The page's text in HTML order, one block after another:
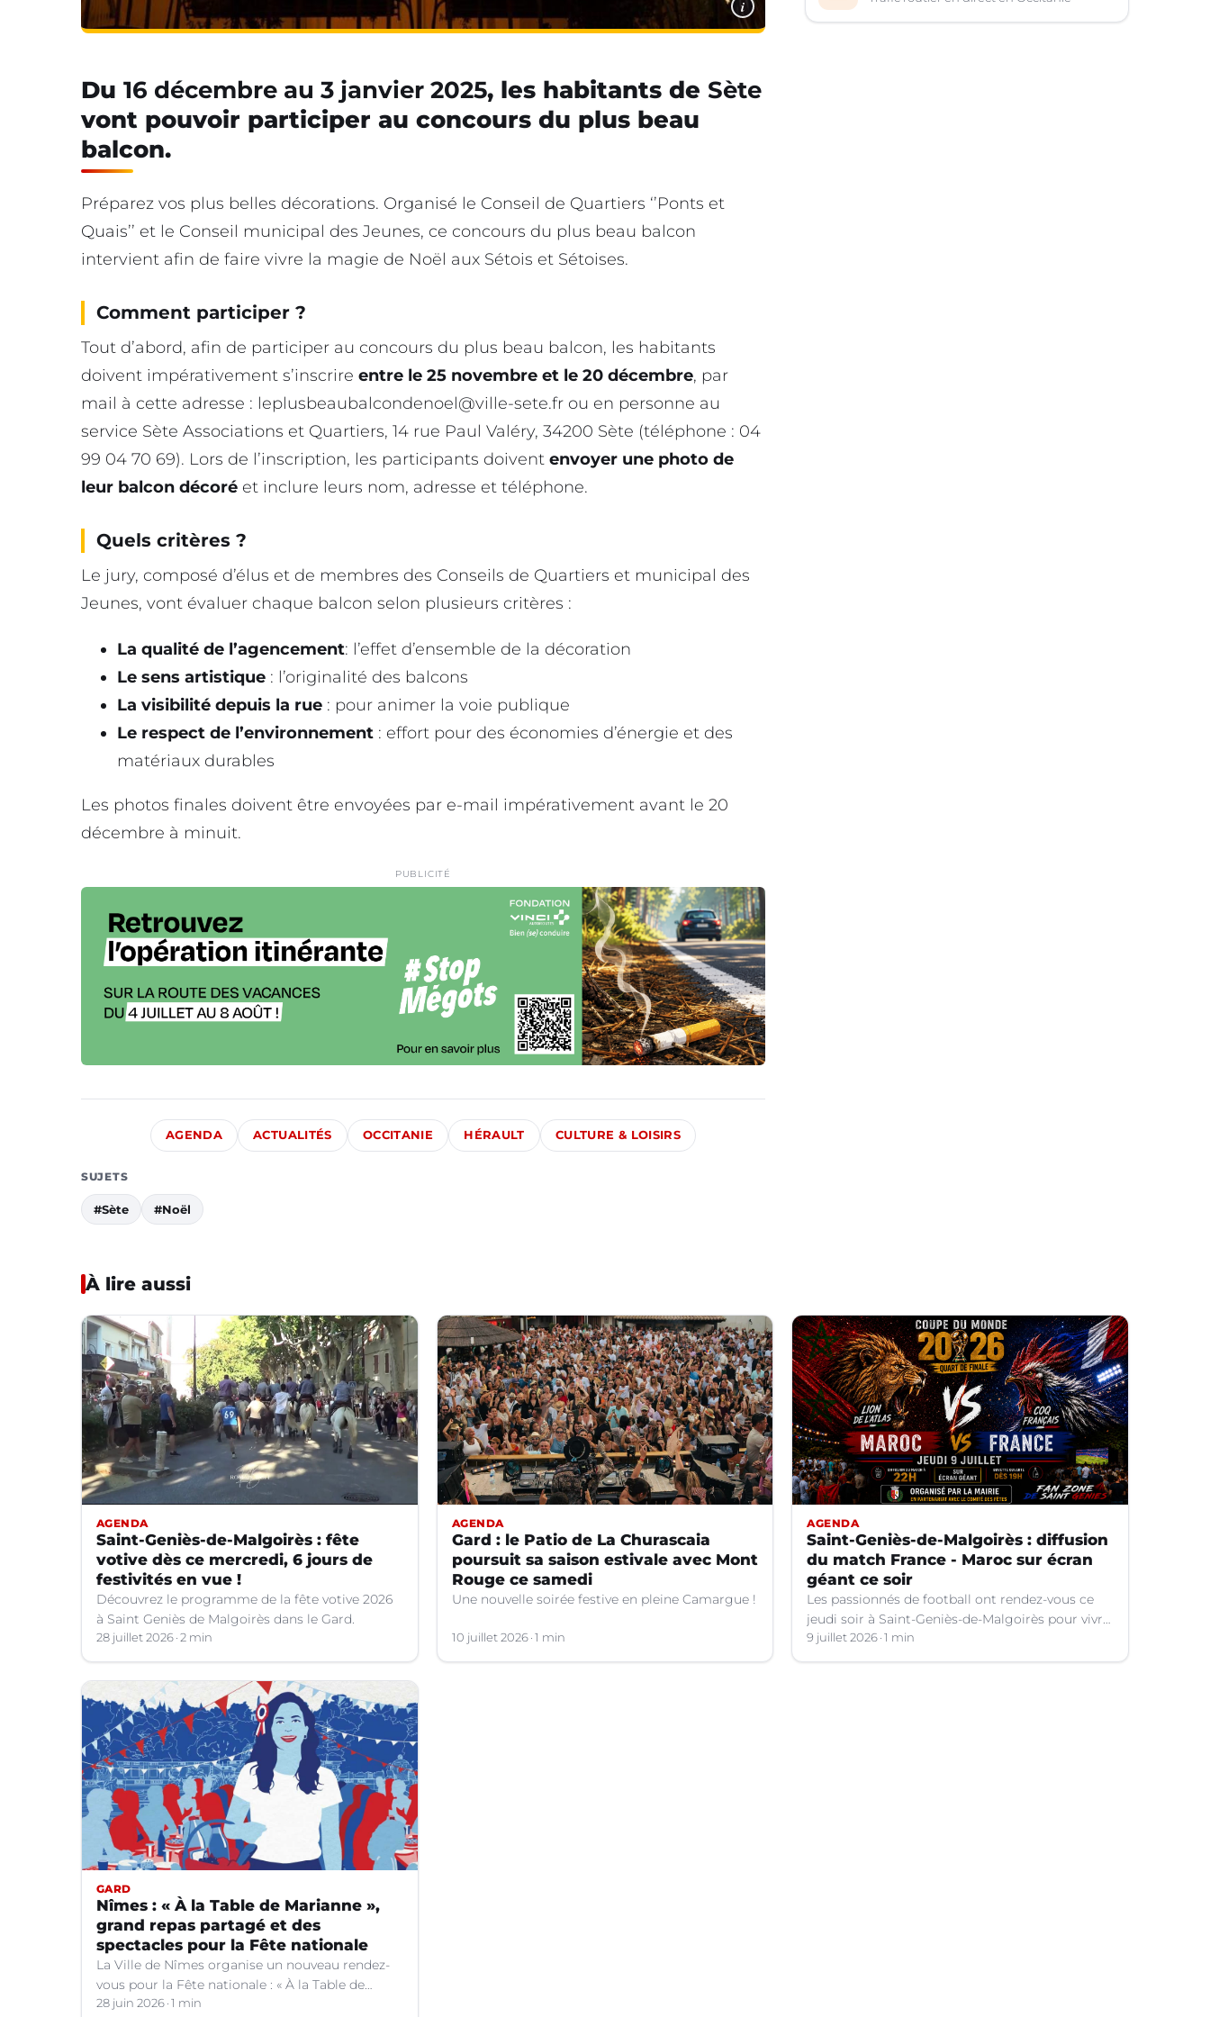
i
Du 16 décembre au 3 janvier 2025, les habitants de Sète
vont pouvoir participer au concours du plus beau
balcon.
Préparez vos plus belles décorations. Organisé le Conseil de Quartiers ‘’Ponts et
Quais’’ et le Conseil municipal des Jeunes, ce concours du plus beau balcon
intervient afin de faire vivre la magie de Noël aux Sétois et Sétoises.
Comment participer ?
Tout d’abord, afin de participer au concours du plus beau balcon, les habitants
doivent impérativement s’inscrire entre le 25 novembre et le 20 décembre, par
mail à cette adresse : leplusbeaubalcondenoel@ville-sete.fr ou en personne au
service Sète Associations et Quartiers, 14 rue Paul Valéry, 34200 Sète (téléphone : 04
99 04 70 69). Lors de l’inscription, les participants doivent envoyer une photo de
leur balcon décoré et inclure leurs nom, adresse et téléphone.
Quels critères ?
Le jury, composé d’élus et de membres des Conseils de Quartiers et municipal des
Jeunes, vont évaluer chaque balcon selon plusieurs critères :
La qualité de l’agencement: l’effet d’ensemble de la décoration
Le sens artistique : l’originalité des balcons
La visibilité depuis la rue : pour animer la voie publique
Le respect de l’environnement : effort pour des économies d’énergie et des
matériaux durables
Les photos finales doivent être envoyées par e-mail impérativement avant le 20
décembre à minuit.
PUBLICITÉ
AGENDA ACTUALITÉS OCCITANIE HÉRAULT CULTURE & LOISIRS
SUJETS
#Sète #Noël
À lire aussi
AGENDA
Saint-Geniès-de-Malgoirès : fête
votive dès ce mercredi, 6 jours de
festivités en vue !
Découvrez le programme de la fête votive 2026
à Saint Geniès de Malgoirès dans le Gard.
28 juillet 2026 2 min
AGENDA
Gard : le Patio de La Churascaia
poursuit sa saison estivale avec Mont
Rouge ce samedi
Une nouvelle soirée festive en pleine Camargue !
10 juillet 2026 1 min
AGENDA
Saint-Geniès-de-Malgoirès : diffusion
du match France - Maroc sur écran
géant ce soir
Les passionnés de football ont rendez-vous ce
jeudi soir à Saint-Geniès-de-Malgoirès pour vivre
ensemble l'un des temps forts de la Coupe du
Monde 2026.
9 juillet 2026 1 min
GARD
Nîmes : « À la Table de Marianne »,
grand repas partagé et des
spectacles pour la Fête nationale
La Ville de Nîmes organise un nouveau rendez-
vous pour la Fête nationale : « À la Table de
Marianne », le 13 juillet prochain.
28 juin 2026 1 min